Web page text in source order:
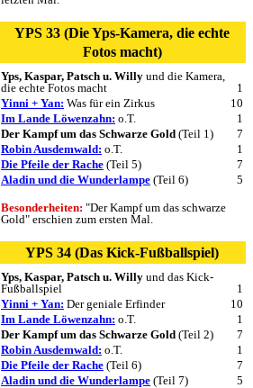
YPS 33 (Die Yps-Kamera, die echte
Fotos macht)
Yps, Kaspar, Patsch u. Willy und die Kamera,
die echte Fotos macht
1
Yinni + Yan: Was für ein Zirkus
10
Im Lande Löwenzahn: o.T.
1
Der Kampf um das Schwarze Gold (Teil 1)
7
Robin Ausdemwald: o.T.
1
Die Pfeile der Rache (Teil 5)
7
Aladin und die Wunderlampe (Teil 6) 5
Besonderheiten: "Der Kampf um das schwarze
Gold" erschien zum ersten Mal.
YPS 34 (Das Kick-Fußballspiel)
Yps, Kaspar, Patsch u. Willy und das Kick-
Fußballspiel
1
Yinni + Yan: Der geniale Erfinder
10
Im Lande Löwenzahn: o.T.
1
Der Kampf um das Schwarze Gold (Teil 2)
7
Robin Ausdemwald: o.T.
1
Die Pfeile der Rache (Teil 6)
7
Aladin und die Wunderlampe (Teil 7) 5